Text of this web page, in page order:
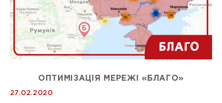
ОПТИМІЗАЦІЯ МЕРЕЖІ «БЛАГО»
27.02.2020